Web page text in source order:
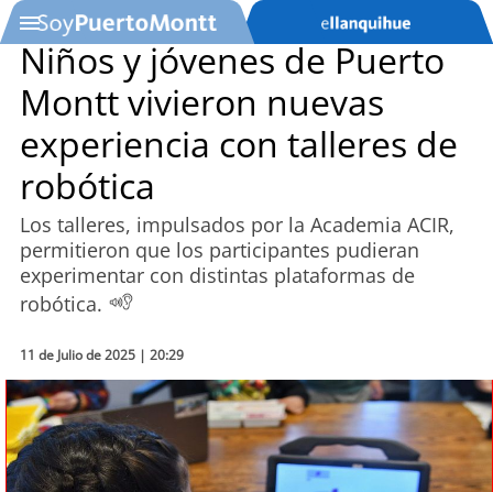
Podcast
Actualidad
Entretención
Economía
Deportes
Tecnología
Niños y jóvenes de Puerto
Montt vivieron nuevas
experiencia con talleres de
robótica
Los talleres, impulsados por la Academia ACIR,
permitieron que los participantes pudieran
experimentar con distintas plataformas de
robótica.
11 de Julio de 2025 | 20:29